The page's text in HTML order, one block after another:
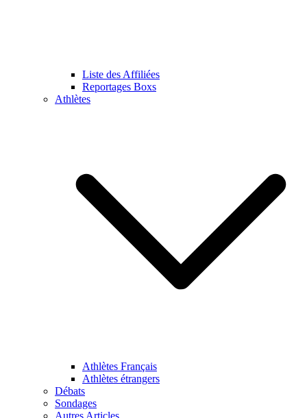
Liste des Affiliées
Reportages Boxs
Athlètes
Athlètes Français
Athlètes étrangers
Débats
Sondages
Autres Articles